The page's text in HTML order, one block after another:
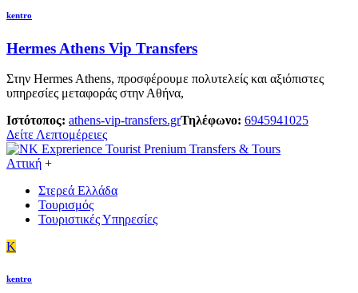
kentro
Hermes Athens Vip Transfers
Στην Hermes Athens, προσφέρουμε πολυτελείς και αξιόπιστες
υπηρεσίες μεταφοράς στην Αθήνα,
Ιστότοπος: athens-vip-transfers.grΤηλέφωνο: 6945941025
Δείτε Λεπτομέρειες
Αττική +
Στερεά Ελλάδα
Τουρισμός
Τουριστικές Υπηρεσίες
K
kentro